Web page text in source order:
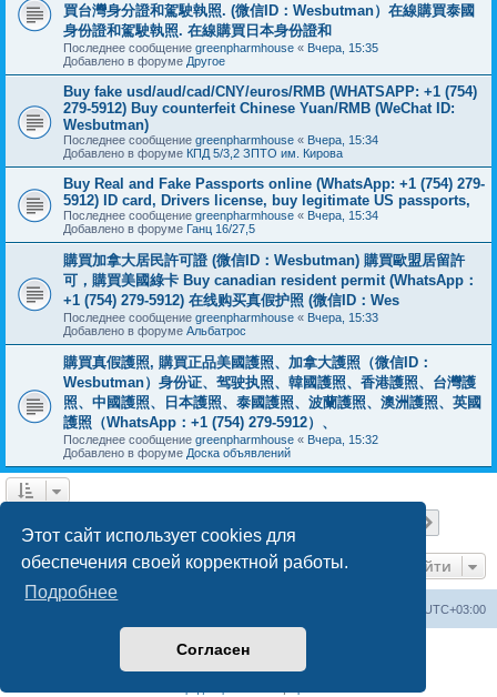
Этот сайт использует cookies для
обеспечения своей корректной работы.
Подробнее
Согласен
買台灣身分證和駕駛執照. (微信ID：Wesbutman）在線購買泰國
身份證和駕駛執照. 在線購買日本身份證和
Последнее сообщение greenpharmhouse « Вчера, 15:35
Добавлено в форуме Другое
Buy fake usd/aud/cad/CNY/euros/RMB (WHATSAPP: +1 (754)
279-5912) Buy counterfeit Chinese Yuan/RMB (WeChat ID:
Wesbutman)
Последнее сообщение greenpharmhouse « Вчера, 15:34
Добавлено в форуме КПД 5/3,2 ЗПТО им. Кирова
Buy Real and Fake Passports online (WhatsApp: +1 (754) 279-
5912) ID card, Drivers license, buy legitimate US passports,
Последнее сообщение greenpharmhouse « Вчера, 15:34
Добавлено в форуме Ганц 16/27,5
購買加拿大居民許可證 (微信ID：Wesbutman) 購買歐盟居留許
可，購買美國綠卡 Buy canadian resident permit (WhatsApp：
+1 (754) 279-5912) 在线购买真假护照 (微信ID：Wes
Последнее сообщение greenpharmhouse « Вчера, 15:33
Добавлено в форуме Альбатрос
購買真假護照, 購買正品美國護照、加拿大護照（微信ID：
Wesbutman）身份证、驾驶执照、韓國護照、香港護照、台灣護
照、中國護照、日本護照、泰國護照、波蘭護照、澳洲護照、英國
護照（WhatsApp：+1 (754) 279-5912）、
Последнее сообщение greenpharmhouse « Вчера, 15:32
Добавлено в форуме Доска объявлений
Перейти
UTC+03:00
Создано на основеphpBB® Forum Software © phpBB Limited
Русская поддержка phpBB